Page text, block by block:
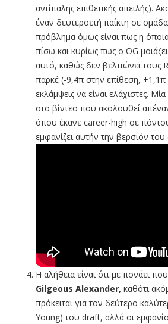
αντίπαλης επιθετικής απειλής).
έναν δευτεροετή παίκτη σε
πρόβλημα όμως είναι πως η
πίσω και κυρίως πως ο OG μοιάζει
αυτό, καθώς δεν βελτιώνει τους
παρκέ (-9,4π στην επίθεση, +1,1π
εκλάμψεις να είναι ελάχιστες.
στο βίντεο που ακολουθεί
όπου έκανε career-high σε
εμφανίζει αυτήν την βερσιόν
Η αλήθεια είναι ότι με πονάει
Gilgeous Alexander, καθότι
πρόκειται για τον δεύτερο
Young) του draft, αλλά οι